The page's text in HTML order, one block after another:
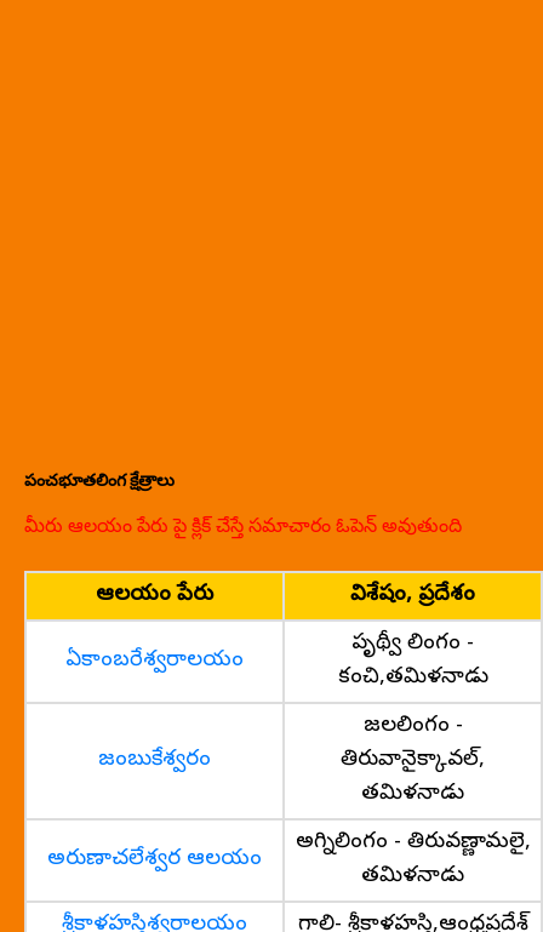
పంచభూతలింగ క్షేత్రాలు
మీరు ఆలయం పేరు పై క్లిక్ చేస్తే సమాచారం ఓపెన్ అవుతుంది
ఆలయం పేరు విశేషం, ప్రదేశం
ఏకాంబరేశ్వరాలయం
పృథ్వీ లింగం -
కంచి,తమిళనాడు
జంబుకేశ్వరం
జలలింగం -
తిరువానైక్కావల్,
తమిళనాడు
అరుణాచలేశ్వర ఆలయం
అగ్నిలింగం - తిరువణ్ణామలై,
తమిళనాడు
శ్రీకాళహస్తిశ్వరాలయం
గాలి- శ్రీకాళహస్తి,ఆంధ్రప్రదేశ్